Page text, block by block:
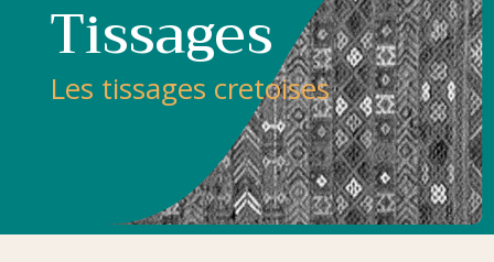
Tissages
Les tissages cretoises